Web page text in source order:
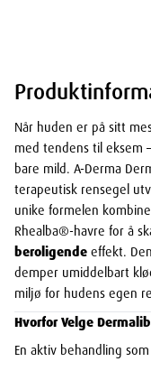
Når huden er på sitt
med tendens til eksem
bare mild. A-Derma
terapeutisk rensegel
unike formelen
Rhealba®-havre for å
beroligende effekt.
demper umiddelbart
miljø for hudens egen
Hvorfor Velge
En aktiv behandling